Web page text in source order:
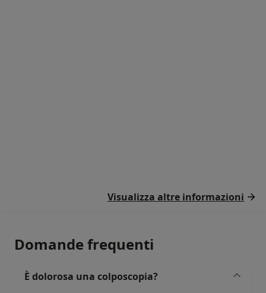
Visualizza altre informazioni
Domande frequenti
È dolorosa una colposcopia?